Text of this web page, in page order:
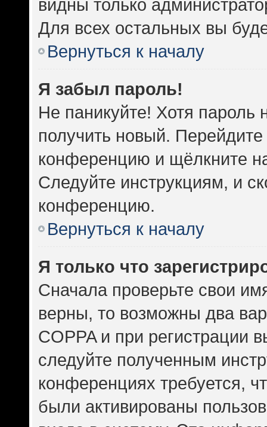
видны только
Для всех остальных вы
Вернуться к началу
Я забыл пароль!
Не паникуйте! Хотя пароль
получить новый.
конференцию и щёлкните
Следуйте инструкциям, и
конференцию.
Вернуться к началу
Я только что
Сначала проверьте свои
верны, то возможны два
COPPA и при регистрации
следуйте полученным
конференциях требуется,
были активированы